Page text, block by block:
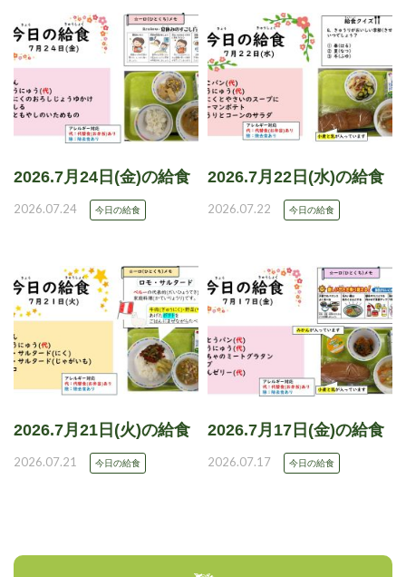
2026.7月24日(金)の給食
2026.07.24 今日の給食
2026.7月22日(水)の給食
2026.07.22 今日の給食
2026.7月21日(火)の給食
2026.07.21 今日の給食
2026.7月17日(金)の給食
2026.07.17 今日の給食